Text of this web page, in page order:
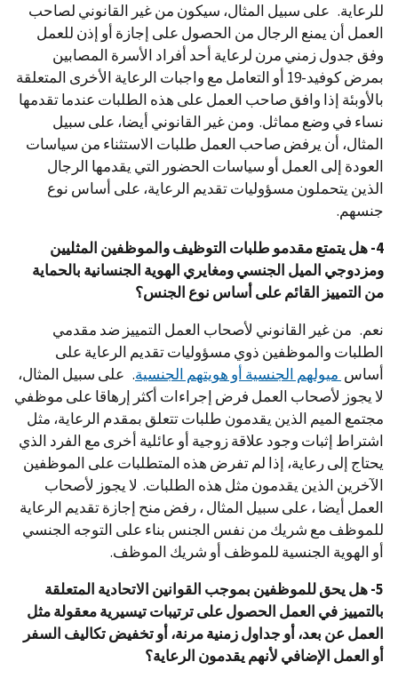
للرعاية. على سبيل المثال، سيكون من غير القانوني لصاحب
العمل أن يمنع الرجال من الحصول على إجازة أو إذن للعمل
وفق جدول زمني مرن لرعاية أحد أفراد الأسرة المصابين
بمرض كوفيد-19 أو التعامل مع واجبات الرعاية الأخرى المتعلقة
بالأوبئة إذا وافق صاحب العمل على هذه الطلبات عندما تقدمها
نساء في وضع مماثل. ومن غير القانوني أيضا، على سبيل
المثال، أن يرفض صاحب العمل طلبات الاستثناء من سياسات
العودة إلى العمل أو سياسات الحضور التي يقدمها الرجال
الذين يتحملون مسؤوليات تقديم الرعاية، على أساس نوع
جنسهم.
4- هل يتمتع مقدمو طلبات التوظيف والموظفين المثليين
ومزدوجي الميل الجنسي ومغايري الهوية الجنسانية بالحماية
من التمييز القائم على أساس نوع الجنس؟
نعم. من غير القانوني لأصحاب العمل التمييز ضد مقدمي
الطلبات والموظفين ذوي مسؤوليات تقديم الرعاية على
أساس ميولهم الجنسية أو هويتهم الجنسية. على سبيل المثال،
لا يجوز لأصحاب العمل فرض إجراءات أكثر إرهاقا على موظفي
مجتمع الميم الذين يقدمون طلبات تتعلق بمقدم الرعاية، مثل
اشتراط إثبات وجود علاقة زوجية أو عائلية أخرى مع الفرد الذي
يحتاج إلى رعاية، إذا لم تفرض هذه المتطلبات على الموظفين
الآخرين الذين يقدمون مثل هذه الطلبات. لا يجوز لأصحاب
العمل أيضا ، على سبيل المثال ، رفض منح إجازة تقديم الرعاية
للموظف مع شريك من نفس الجنس بناء على التوجه الجنسي
أو الهوية الجنسية للموظف أو شريك الموظف.
5- هل يحق للموظفين بموجب القوانين الاتحادية المتعلقة
بالتمييز في العمل الحصول على ترتيبات تيسيرية معقولة مثل
العمل عن بعد، أو جداول زمنية مرنة، أو تخفيض تكاليف السفر
أو العمل الإضافي لأنهم يقدمون الرعاية؟